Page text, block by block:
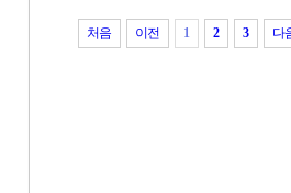
처음 이전 1 2 3 다